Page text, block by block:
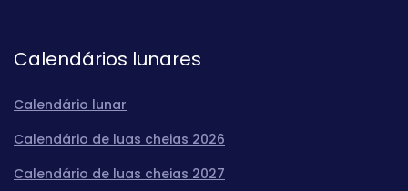
Calendários lunares
Calendário lunar
Calendário de luas cheias 2026
Calendário de luas cheias 2027